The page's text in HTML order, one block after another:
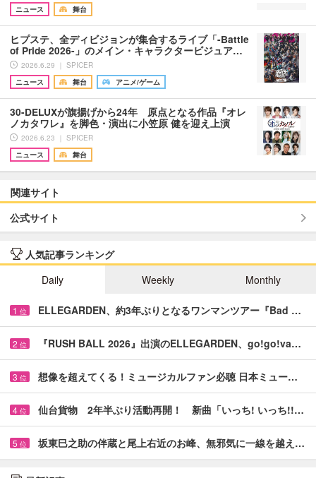
ニュース
舞台
ヒプステ、全ディビジョンが集合するライブ「-Battle
of Pride 2026-」のメイン・キャラクタービジュア…
2026.6.29 ｜ SPICER
ニュース
舞台 アニメ/ゲーム
30-DELUXが旗揚げから24年 原点となる作品『オレ
ノカタワレ』を脚色・演出に小笠原 健を迎え上演
2026.6.23 ｜ SPICER
ニュース
舞台
関連サイト
公式サイト
人気記事ランキング
Daily
Weekly Monthly
1 位 ELLEGARDEN、約3年ぶりとなるワンマンツアー『Bad …
2 位 『RUSH BALL 2026』出演のELLEGARDEN、go!go!va…
3 位 想像を超えてくる！ミュージカルファン必聴 日本ミュー…
4 位 仙台貨物 2年半ぶり活動再開！ 新曲「いっち! いっち!!…
5 位 坂東巳之助の伴蔵と尾上右近のお峰、無邪気に一線を越え…